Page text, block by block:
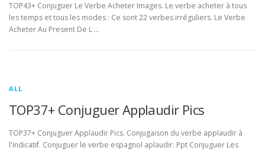
TOP43+ Conjuguer Le Verbe Acheter Images. Le verbe acheter à tous
les temps et tous les modes : Ce sont 22 verbes irréguliers. Le Verbe
Acheter Au Present De L …
ALL
TOP37+ Conjuguer Applaudir Pics
TOP37+ Conjuguer Applaudir Pics. Conjugaison du verbe applaudir à
l'indicatif. Conjuguer le verbe espagnol aplaudir. Ppt Conjuguer Les